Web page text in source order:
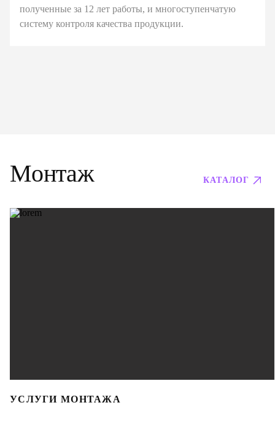
полученные за 12 лет работы, и многоступенчатую
систему контроля качества продукции.
Монтаж КАТАЛОГ
УСЛУГИ МОНТАЖА